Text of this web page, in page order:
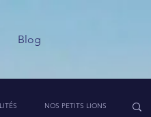
Blog
NOS PETITS LIONS